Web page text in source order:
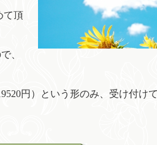
て頂
、
円）という形のみ、受け付け